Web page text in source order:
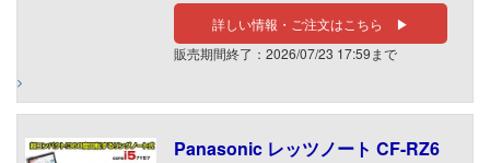
詳しい情報・ご注文はこちら ▶
販売期間終了：2026/07/23 17:59まで
Panasonic レッツノート CF-RZ6